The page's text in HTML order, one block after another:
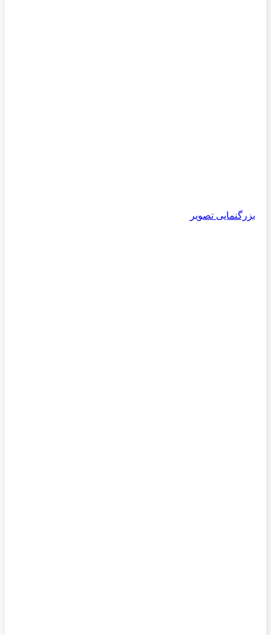
بزرگنمایی تصویر